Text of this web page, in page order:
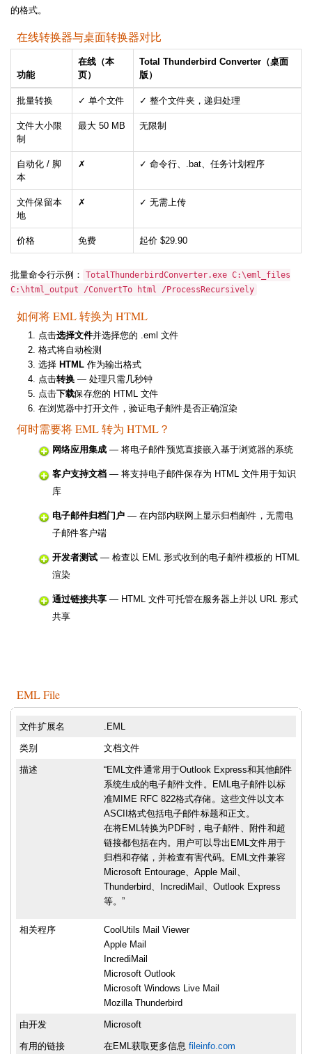
的格式。
在线转换器与桌面转换器对比
功能
在线（本
页）
Total Thunderbird Converter（桌面
版）
批量转换 ✓ 单个文件 ✓ 整个文件夹，递归处理
文件大小限
制
最大 50 MB 无限制
自动化 / 脚
本
✗ ✓ 命令行、.bat、任务计划程序
文件保留本
地
✗ ✓ 无需上传
价格 免费 起价 $29.90
批量命令行示例：
TotalThunderbirdConverter.exe C:\eml_files
C:\html_output /ConvertTo html /ProcessRecursively
如何将 EML 转换为 HTML
点击选择文件并选择您的 .eml 文件
格式将自动检测
选择 HTML 作为输出格式
点击转换 — 处理只需几秒钟
点击下载保存您的 HTML 文件
在浏览器中打开文件，验证电子邮件是否正确渲染
何时需要将 EML 转为 HTML？
网络应用集成 — 将电子邮件预览直接嵌入基于浏览器的系统
客户支持文档 — 将支持电子邮件保存为 HTML 文件用于知识
库
电子邮件归档门户 — 在内部内联网上显示归档邮件，无需电
子邮件客户端
开发者测试 — 检查以 EML 形式收到的电子邮件模板的 HTML
渲染
通过链接共享 — HTML 文件可托管在服务器上并以 URL 形式
共享
EML File
文件扩展名 .EML
类别 文档文件
描述
“EML文件通常用于Outlook Express和其他邮件
系统生成的电子邮件文件。EML电子邮件以标
准MIME RFC 822格式存储。这些文件以文本
ASCII格式包括电子邮件标题和正文。
在将EML转换为PDF时，电子邮件、附件和超
链接都包括在内。用户可以导出EML文件用于
归档和存储，并检查有害代码。EML文件兼容
Microsoft Entourage、Apple Mail、
Thunderbird、IncrediMail、Outlook Express
等。”
相关程序
CoolUtils Mail Viewer
Apple Mail
IncrediMail
Microsoft Outlook
Microsoft Windows Live Mail
Mozilla Thunderbird
由开发 Microsoft
有用的链接 在EML获取更多信息 fileinfo.com